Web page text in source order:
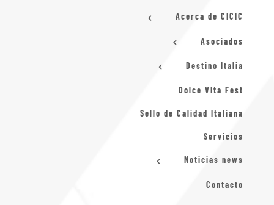
Acerca de CICIC
Asociados
Destino Italia
Dolce VIta Fest
Sello de Calidad Italiana
Servicios
Noticias news
Contacto